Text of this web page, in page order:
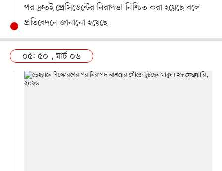
পর দ্রুতই প্রেসিডেন্টের নিরাপত্তা নিশ্চিত করা হয়েছে বলে
প্রতিবেদনে জানানো হয়েছে।
০৫: ৫০ , মার্চ ০৬